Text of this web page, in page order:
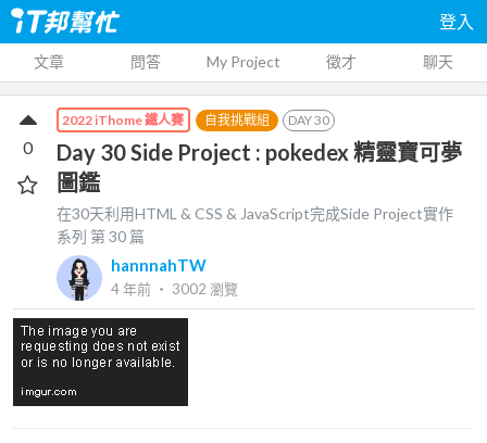
登入
文章 問答 My Project 徵才 聊天
2022 iThome 鐵人賽 自我挑戰組 DAY30
Day 30 Side Project : pokedex 精靈寶可夢
圖鑑
在30天利用HTML & CSS & JavaScript完成Side Project實作
系列 第30 篇
hannnahTW
4 年前 ‧ 3002 瀏覽
0